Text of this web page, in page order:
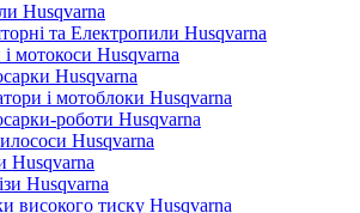
Husqvarna
та Електропили Husqvarna
мотокоси Husqvarna
Husqvarna
і мотоблоки Husqvarna
роботи Husqvarna
Husqvarna
Husqvarna
Husqvarna
високого тиску Husqvarna